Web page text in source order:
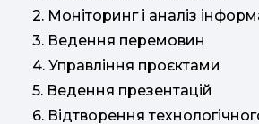
2. Моніторинг і аналіз
3. Ведення перемовин
4. Управління проєктами
5. Ведення презентацій
6. Відтворення